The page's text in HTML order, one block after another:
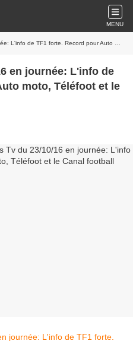
MENU
Record pour Auto moto, Téléfoot et le Canal football club.
en journée: L'info de
moto, Téléfoot et le